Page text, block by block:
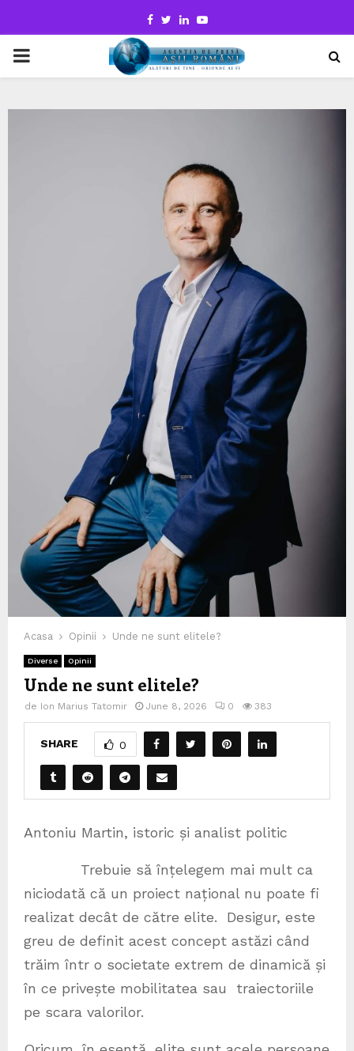
Facebook
TwitterLinkedinYoutube
PRIMARY
Acasa Opinii Unde ne sunt elitele?
Diverse Opinii
Unde ne sunt elitele?
de Ion Marius Tatomir June 8, 2026 0 383
SHARE 0
Antoniu Martin, istoric și analist politic
Trebuie să înțelegem mai mult ca
niciodată că un proiect național nu poate fi
realizat decât de către elite. Desigur, este
greu de definit acest concept astăzi când
trăim într o societate extrem de dinamică și
în ce privește mobilitatea sau traiectoriile
pe scara valorilor.